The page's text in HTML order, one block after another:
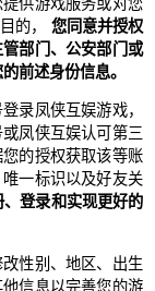
的， 您同意并授权
部门、公安部门或
前述身份信息。
录凤侠互娱游戏，
凤侠互娱认可第三
的授权获取该等账
一标识以及好友关
登录和实现更好的
性别、地区、出生
信息以完善您的游